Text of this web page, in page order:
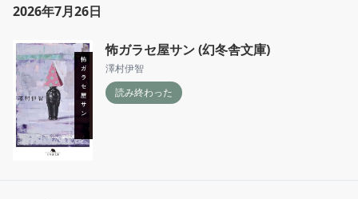
2026年7月26日
怖ガラセ屋サン (幻冬舎文庫)
澤村伊智
読み終わった